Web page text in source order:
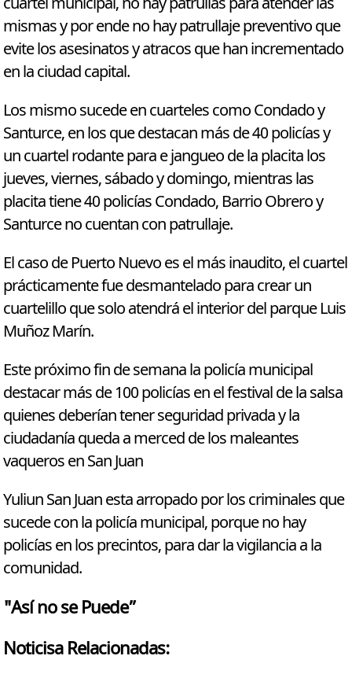
mismas y por ende no hay patrullaje preventivo que
evite los asesinatos y atracos que han incrementado
en la ciudad capital.
Los mismo sucede en cuarteles como Condado y
Santurce, en los que destacan más de 40 policías y
un cuartel rodante para e jangueo de la placita los
jueves, viernes, sábado y domingo, mientras las
placita tiene 40 policías Condado, Barrio Obrero y
Santurce no cuentan con patrullaje.
El caso de Puerto Nuevo es el más inaudito, el cuartel
prácticamente fue desmantelado para crear un
cuartelillo que solo atendrá el interior del parque Luis
Muñoz Marín.
Este próximo fin de semana la policía municipal
destacar más de 100 policías en el festival de la salsa
quienes deberían tener seguridad privada y la
ciudadanía queda a merced de los maleantes
vaqueros en San Juan
Yuliun San Juan esta arropado por los criminales que
sucede con la policía municipal, porque no hay
policías en los precintos, para dar la vigilancia a la
comunidad.
"Así no se Puede”
Noticisa Relacionadas: